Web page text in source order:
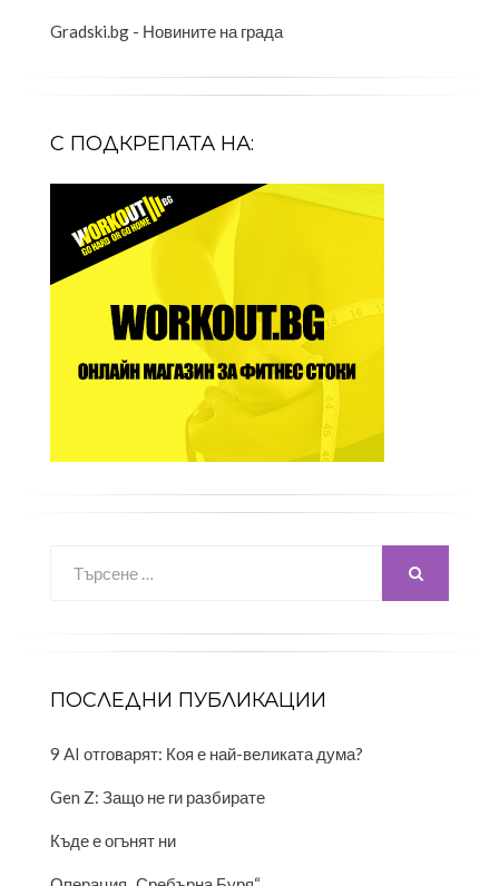
Gradski.bg - Новините на града
С ПОДКРЕПАТА НА:
ПОСЛЕДНИ ПУБЛИКАЦИИ
9 AI отговарят: Коя е най-великата дума?
Gen Z: Защо не ги разбирате
Къде е огънят ни